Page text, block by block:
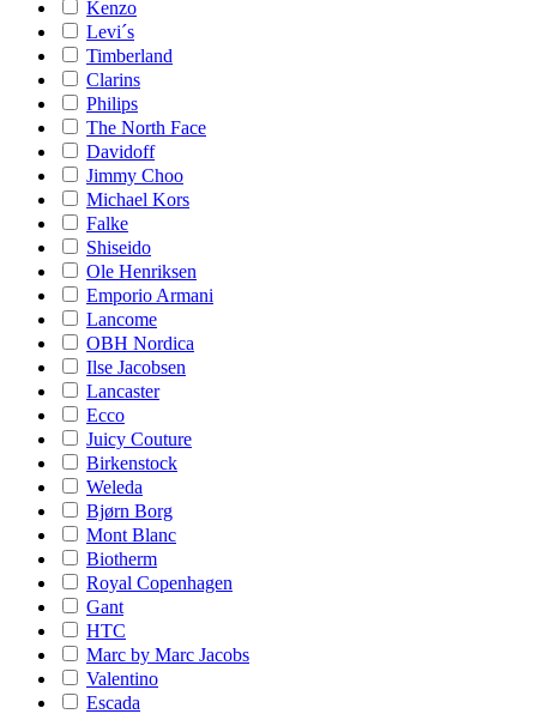
Kenzo
Levi´s
Timberland
Clarins
Philips
The North Face
Davidoff
Jimmy Choo
Michael Kors
Falke
Shiseido
Ole Henriksen
Emporio Armani
Lancome
OBH Nordica
Ilse Jacobsen
Lancaster
Ecco
Juicy Couture
Birkenstock
Weleda
Bjørn Borg
Mont Blanc
Biotherm
Royal Copenhagen
Gant
HTC
Marc by Marc Jacobs
Valentino
Escada